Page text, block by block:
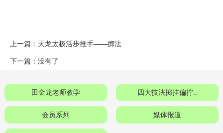
上一篇： 天龙太极活步推手——掷法
下一篇：没有了
田金龙老师教学 四大技法掷挂偏拧..
会员系列 媒体报道